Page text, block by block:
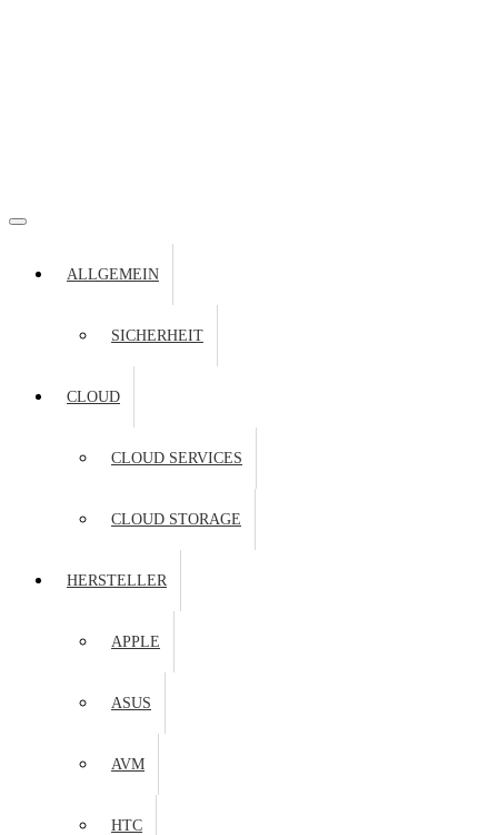
ALLGEMEIN
SICHERHEIT
CLOUD
CLOUD SERVICES
CLOUD STORAGE
HERSTELLER
APPLE
ASUS
AVM
HTC